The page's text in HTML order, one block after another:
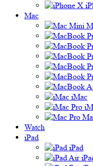
Mac
iMac
Watch
iPad
iPad